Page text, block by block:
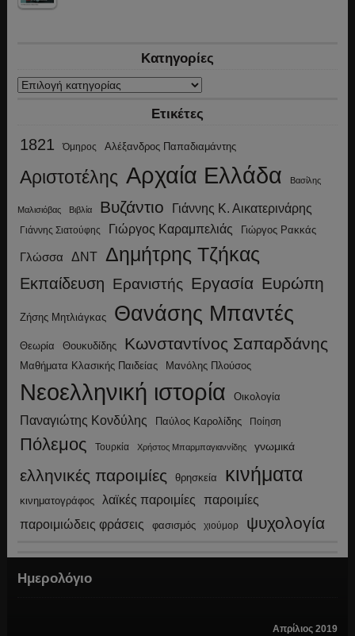
Κατηγορίες
Κατηγορίες
Ετικέτες
1821 Όμηρος Αλέξανδρος Παπαδιαμάντης
Αριστοτέλης Αρχαία Ελλάδα Βασίλης
Μαλισιόβας Βιβλία Βυζάντιο Γιάννης Κ. Αικατερινάρης
Γιάννης Σιατούφης Γιώργος Καραμπελιάς Γιώργος Ρακκάς
Γλώσσα ΔΝΤ Δημήτρης Τζήκας
Εκπαίδευση Ερανιστής Εργασία Ευρώπη
Ζήσης Μητλιάγκας Θανάσης Μπαντές
Θεωρία Θουκυδίδης Κωνσταντίνος Σαπαρδάνης
Μαθήματα Κλασικής Παιδείας Μανόλης Πλούσος
Νεοελληνική ιστορία Οικολογία
Παναγιώτης Κονδύλης Παύλος Καρολίδης Ποίηση
Πόλεμος Τουρκία Χρήστος Μπαρμπαγιαννίδης γνωμικά
ελληνικές παροιμίες θρησκεία κινήματα
κινηματογράφος λαϊκές παροιμίες παροιμίες
παροιμιώδεις φράσεις φασισμός χιούμορ ψυχολογία
Ημερολόγιο
Απρίλιος 2019